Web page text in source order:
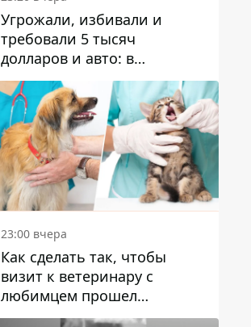
Угрожали, избивали и
требовали 5 тысяч
долларов и авто: в
Павлограде задержали двух
мужчин
23:00 вчера
Как сделать так, чтобы
визит к ветеринару с
любимцем прошел
спокойно: простые советы